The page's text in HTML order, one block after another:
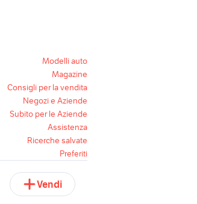
Modelli auto
Magazine
Consigli per la vendita
Negozi e Aziende
Subito per le Aziende
Assistenza
Ricerche salvate
Preferiti
Vendi